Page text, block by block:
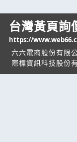
台灣黃頁詢
https://
六六電商股份有限
際標資訊科技股份